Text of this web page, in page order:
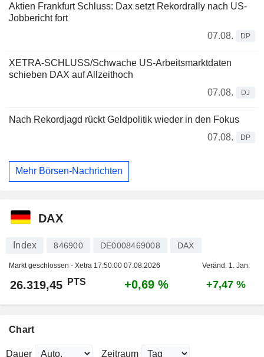
Aktien Frankfurt Schluss: Dax setzt Rekordrally nach US-
Jobbericht fort
07.08.
DP
XETRA-SCHLUSS/Schwache US-Arbeitsmarktdaten
schieben DAX auf Allzeithoch
07.08.
DJ
Nach Rekordjagd rückt Geldpolitik wieder in den Fokus
07.08.
DP
Mehr Börsen-Nachrichten
DAX
Index 846900 DE0008469008 DAX
Markt geschlossen - Xetra 17:50:00 07.08.2026 Veränd. 1. Jan.
26.319,45 PTS +0,69 % +7,47 %
Chart
Dauer Zeitraum